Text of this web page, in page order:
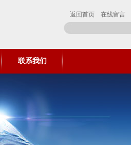
返回首页 在线留言
联系我们